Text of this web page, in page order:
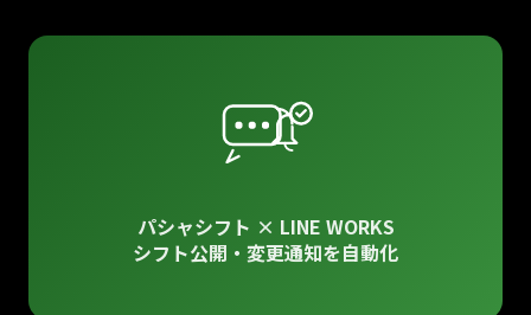
パシャシフト × LINE WORKS
シフト公開・変更通知を自動化